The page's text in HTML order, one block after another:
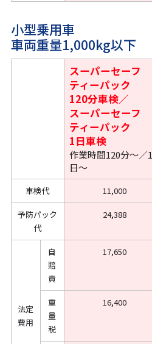
小型乗用車
車両重量1,000kg以下
スーパーセーフ
ティーパック
120分車検／
スーパーセーフ
ティーパック
1日車検
作業時間120分〜／1
日〜
車検代 11,000
予防パック
代
24,388
法定
費用
自
賠
責
17,650
重
量
税
16,400